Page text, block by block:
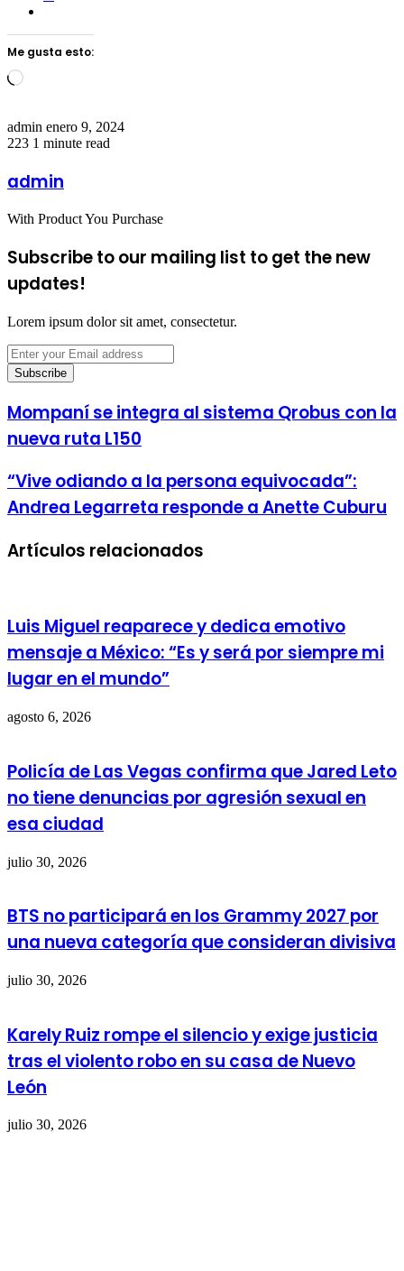
Me gusta esto:
Loading…
admin Send
an
enero 9, 2024
223 1 minute read
admin
With Product You Purchase
Subscribe to our mailing list to get the new
updates!
Lorem ipsum dolor sit amet, consectetur.
Enter
your
Email
Mompaní se integra al sistema Qrobus con la
nueva ruta L150
“Vive odiando a la persona equivocada”:
Andrea Legarreta responde a Anette Cuburu
Artículos relacionados
Luis Miguel reaparece y dedica emotivo
mensaje a México: “Es y será por siempre mi
lugar en el mundo”
agosto 6, 2026
Policía de Las Vegas confirma que Jared Leto
no tiene denuncias por agresión sexual en
esa ciudad
julio 30, 2026
BTS no participará en los Grammy 2027 por
una nueva categoría que consideran divisiva
julio 30, 2026
Karely Ruiz rompe el silencio y exige justicia
tras el violento robo en su casa de Nuevo
León
julio 30, 2026